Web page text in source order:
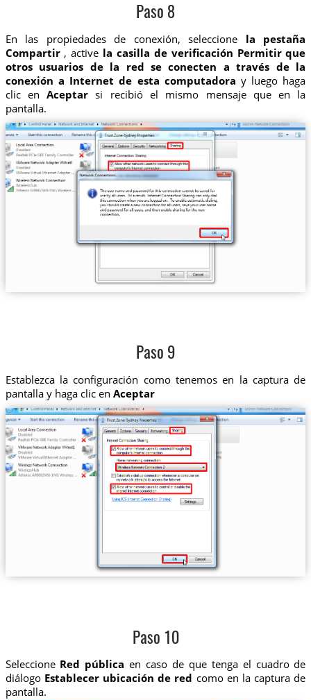
Paso 8
En las propiedades de conexión, seleccione la pestaña
Compartir, active la casilla de verificación Permitir que
otros usuarios de la red se conecten a través de la
conexión a Internet de esta computadora y luego haga
clic enAceptar si recibió el mismo mensaje que en la
pantalla.
Paso 9
Establezca la configuración como tenemos en la captura de
pantalla y haga clic en Aceptar
Paso 10
Seleccione Red pública en caso de que tenga el cuadro de
diálogo Establecer ubicación de red como en la captura de
pantalla.